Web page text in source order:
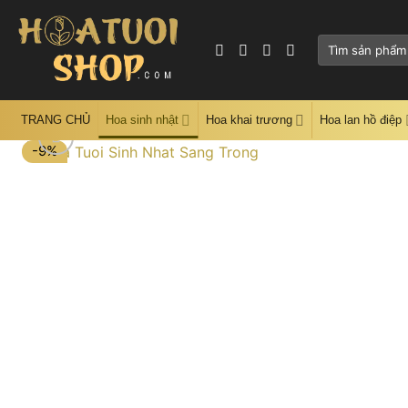
Tìm
TRANG CHỦ Hoa sinh nhật Hoa khai trương Hoa lan hồ điệp
-9%